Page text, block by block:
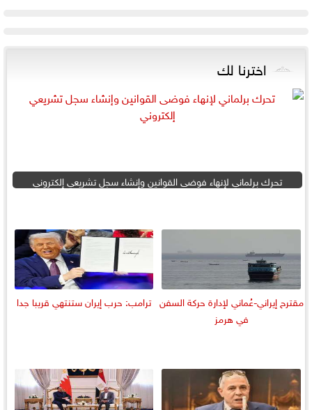
اخترنا لك
تحرك برلماني لإنهاء فوضى القوانين وإنشاء سجل تشريعي إلكتروني
مقترح إيراني-عُماني لإدارة حركة السفن
في هرمز
ترامب: حرب إيران ستنتهي قريبا جدا